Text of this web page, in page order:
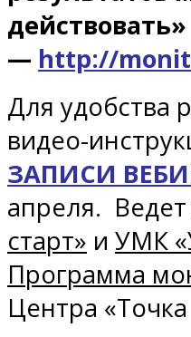
— http://
Для удобства
видео-
ЗАПИСИ
апреля.
старт» и УМК
Программа
Центра